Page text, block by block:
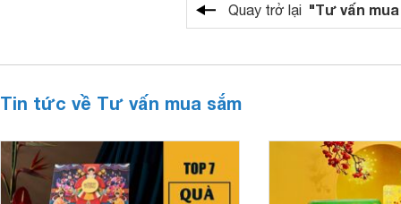
Quay trở lại "Tư vấn
Tin tức về Tư vấn mua sắm